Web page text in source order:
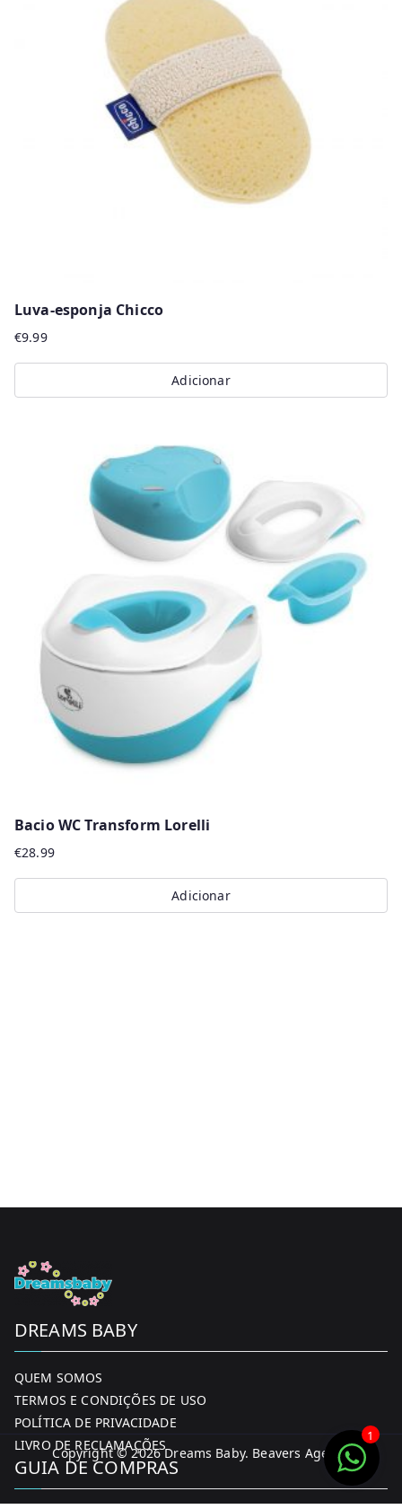
Luva-esponja Chicco
€9.99
Adicionar
Bacio WC Transform Lorelli
€28.99
Adicionar
DREAMS BABY
QUEM SOMOS
TERMOS E CONDIÇÕES DE USO
POLÍTICA DE PRIVACIDADE
LIVRO DE RECLAMAÇÕES
GUIA DE COMPRAS
Copyright © 2026Dreams Baby. Beavers Agency
1